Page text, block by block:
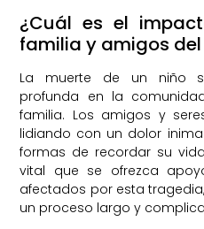
¿Cuál es el
familia y amigos del
La muerte de un niño
profunda en la
familia. Los amigos y
lidiando con un dolor
formas de recordar su
vital que se ofrezca
afectados por esta
un proceso largo y